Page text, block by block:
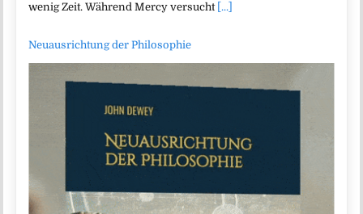
wenig Zeit. Während Mercy versucht [...]
Neuausrichtung der Philosophie